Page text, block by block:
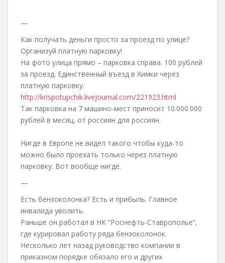
—
Как получать деньги просто за проезд по улице?
Организуй платную парковку!
На фото улица прямо – парковка справа. 100 рублей
за проезд. Единственный въезд в Химки через
платную парковку.
http://krispotupchik.livejournal.com/221923.html
Так парковка на 7 машино-мест приносит 10.000.000
рублей в месяц, от россиян для россиян.
Нигде в Европе не видел такого чтобы куда-то
можно было проехать только через платную
парковку. Вот вообще нигде.
—
Есть бензоколонка? Есть и прибыль. Главное
инвалида уволить.
Раньше он работал в НК “Роснефть-Ставрополье”,
где курировал работу ряда бензоколонок.
Несколько лет назад руководство компании в
приказном порядке обязало его и других